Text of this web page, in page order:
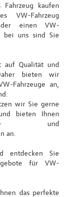
kaufen
VW-Fahrzeug
einen VW-
bei uns sind Sie
Qualität und
bieten wir
Fahrzeuge an,
wir Sie gerne
bieten Ihnen
und
an.
entdecken Sie
für VW-
das perfekte